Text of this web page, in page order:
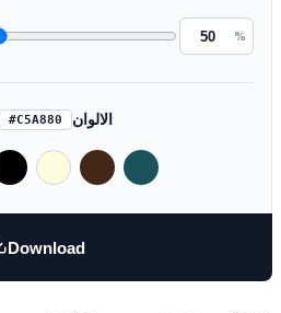
%
#C5A880 الالوان
Download